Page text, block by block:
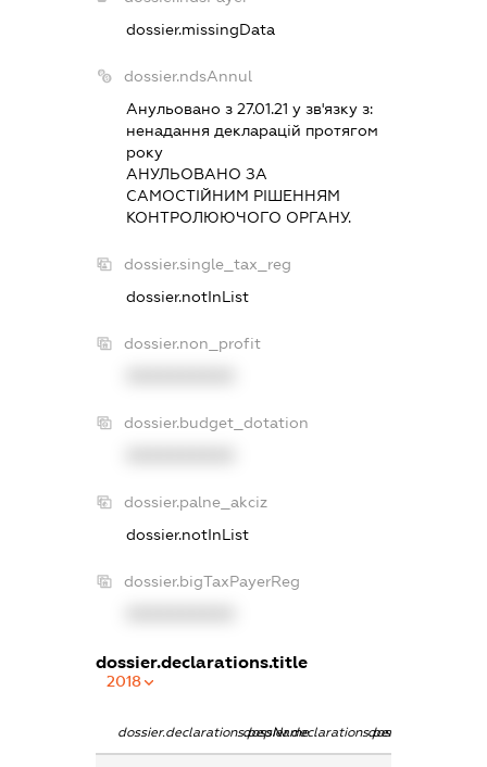
dossier.missingData
dossier.ndsAnnul
Анульовано з 27.01.21 у зв'язку з:
ненадання декларацiй протягом
року
АНУЛЬОВАНО ЗА
САМОСТIЙНИМ РIШЕННЯМ
КОНТРОЛЮЮЧОГО ОРГАНУ.
dossier.single_tax_reg
dossier.notInList
dossier.non_profit
dossier.budget_dotation
dossier.palne_akciz
dossier.notInList
dossier.bigTaxPayerReg
dossier.declarations.title
2018
dossier.declarations.pepNamedossier.declarations.personName